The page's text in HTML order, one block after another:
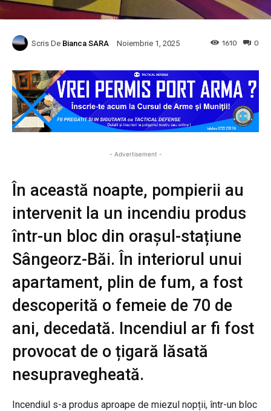
Scris De Bianca SARA Noiembrie 1, 2025 0
1610
- Advertisement -
În această noapte, pompierii au
intervenit la un incendiu produs
într-un bloc din orașul-stațiune
Sângeorz-Băi. În interiorul unui
apartament, plin de fum, a fost
descoperită o femeie de 70 de
ani, decedată. Incendiul ar fi fost
provocat de o țigară lăsată
nesupravegheată.
Incendiul s-a produs aproape de miezul nopții, într-un bloc